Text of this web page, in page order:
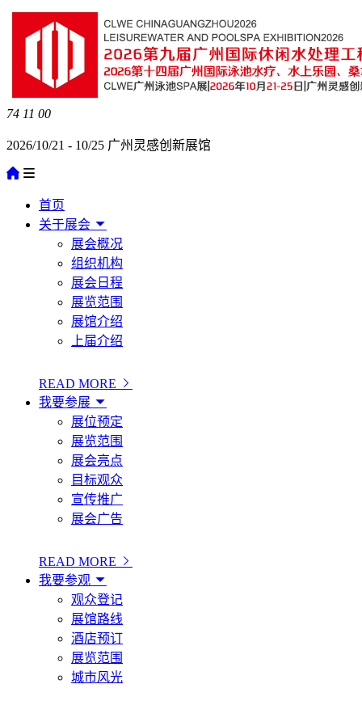
74 11 00
2026/10/21 - 10/25 广州灵感创新展馆
首页
关于展会
展会概况
组织机构
展会日程
展览范围
展馆介绍
上届介绍
READ MORE
我要参展
展位预定
展览范围
展会亮点
目标观众
宣传推广
展会广告
READ MORE
我要参观
观众登记
展馆路线
酒店预订
展览范围
城市风光